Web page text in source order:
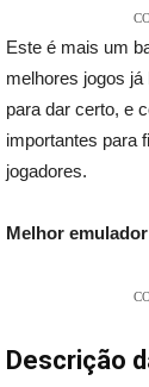
Este é mais um
melhores jogos
para dar certo, e
importantes para
jogadores.
Melhor
Descrição